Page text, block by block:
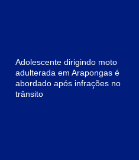
Adolescente dirigindo moto
adulterada em Arapongas é
abordado após infrações no
trânsito